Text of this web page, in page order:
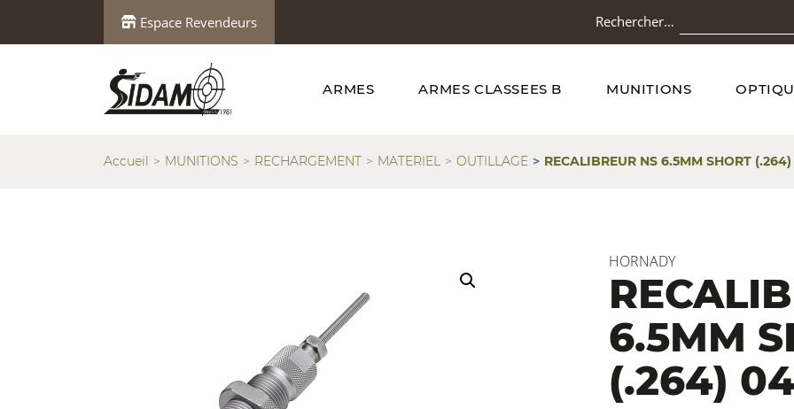
Espace Revendeurs Rechercher…
ARMES ARMES CLASSEES B MUNITIONS
Accueil MUNITIONS RECHARGEMENT MATERIEL OUTILLAGE RECALIBREUR NS 6.5MM SHORT
HORNADY
6.5MM
(.264)